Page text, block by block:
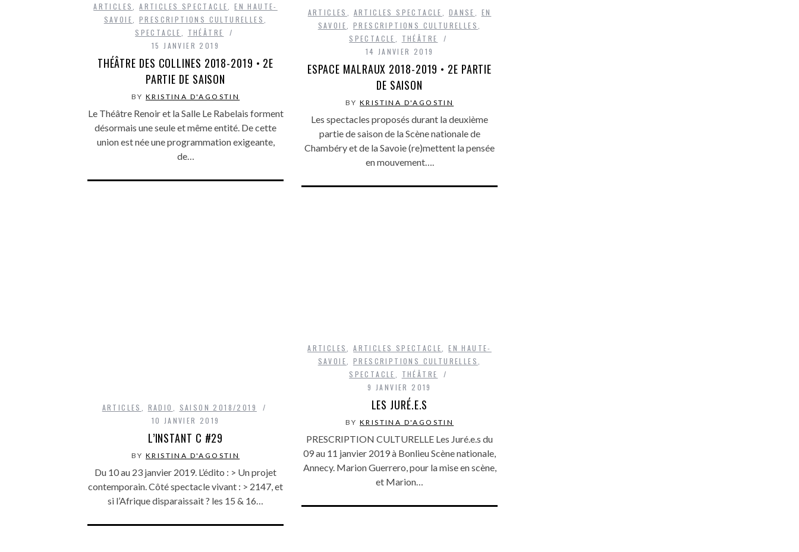
ARTICLES ,ARTICLES SPECTACLE ,EN HAUTE-
SAVOIE
PRESCRIPTIONS CULTURELLES
SPECTACLE
THÉÂTRE
15 JANVIER 2019
THÉÂTRE DES COLLINES 2018-2019 • 2E
PARTIE DE SAISON
BY KRISTINA D'AGOSTIN
Le Théâtre Renoir et la Salle Le Rabelais forment
désormais une seule et même entité. De cette
union est née une programmation exigeante,
de…
ARTICLES , ARTICLES SPECTACLE, DANSE, EN
SAVOIE, PRESCRIPTIONS CULTURELLES,
SPECTACLE, THÉÂTRE
14 JANVIER 2019
ESPACE MALRAUX 2018-2019 • 2E PARTIE
DE SAISON
BY KRISTINA D'AGOSTIN
Les spectacles proposés durant la deuxième
partie de saison de la Scène nationale de
Chambéry et de la Savoie (re)mettent la pensée
en mouvement….
ARTICLES RADIO
SAISON 2018/2019
10 JANVIER 2019
L’INSTANT C #29
BY KRISTINA D'AGOSTIN
Du 10 au 23 janvier 2019. L’édito : > Un projet
contemporain. Côté spectacle vivant : > 2147, et
si l’Afrique disparaissait ? les 15 & 16…
ARTICLES,ARTICLES SPECTACLE,EN HAUTE-
SAVOIE, PRESCRIPTIONS CULTURELLES,
SPECTACLE, THÉÂTRE
9 JANVIER 2019
LES JURÉ.E.S
BY KRISTINA D'AGOSTIN
PRESCRIPTION CULTURELLE Les Juré.e.s du
09 au 11 janvier 2019 à Bonlieu Scène nationale,
Annecy. Marion Guerrero, pour la mise en scène,
et Marion…